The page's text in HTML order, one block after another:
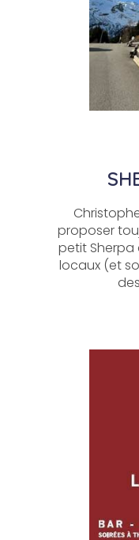
proposer
petit Sherpa
locaux (et